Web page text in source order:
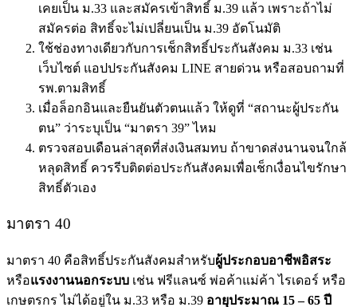
เคยเป็น ม.33 และสมัครเข้าสิทธิ์ ม.39 แล้ว เพราะถ้าไม่
สมัครต่อ สิทธิ์จะไม่เปลี่ยนเป็น ม.39 อัตโนมัติ
ใช้ช่องทางเดียวกับการเช็กสิทธิ์ประกันสังคม ม.33 เช่น
เว็บไซต์ แอปประกันสังคม LINE สายด่วน หรือสอบถามที่
รพ.ตามสิทธิ์
เมื่อล็อกอินและยืนยันตัวตนแล้ว ให้ดูที่ “สถานะผู้ประกัน
ตน” ว่าระบุเป็น “มาตรา 39” ไหม
ตรวจสอบเดือนล่าสุดที่ส่งเงินสมทบ ถ้าขาดส่งนานจนใกล้
หลุดสิทธิ์ ควรรีบติดต่อประกันสังคมเพื่อเช็กเงื่อนไขรักษา
สิทธิ์ตัวเอง
มาตรา 40
มาตรา 40 คือสิทธิ์ประกันสังคมสำหรับผู้ประกอบอาชีพอิสระ
หรือแรงงานนอกระบบ เช่น ฟรีแลนซ์ พ่อค้าแม่ค้า ไรเดอร์ หรือ
เกษตรกร ไม่ได้อยู่ใน ม.33 หรือ ม.39 อายุประมาณ 15 – 65 ปี